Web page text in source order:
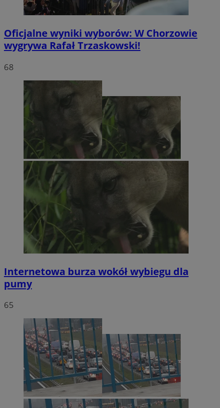
Oficjalne wyniki wyborów: W Chorzowie
wygrywa Rafał Trzaskowski!
68
Internetowa burza wokół wybiegu dla
pumy
65